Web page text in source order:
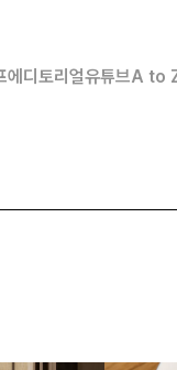
에디토리얼유튜브A to